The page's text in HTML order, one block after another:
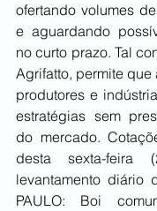
ofertando volumes
e aguardando
no curto prazo. Tal
Agrifatto, permite que
produtores e
estratégias sem
do mercado.
desta sexta-feira
levantamento diário
PAULO: Boi